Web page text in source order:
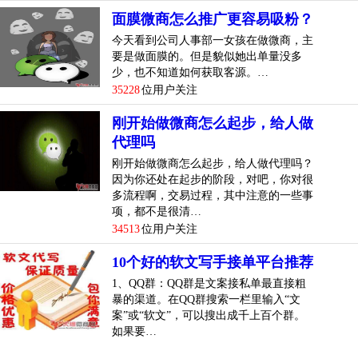
面膜微商怎么推广更容易吸粉？
今天看到公司人事部一女孩在做微商，主
要是做面膜的。但是貌似她出单量没多
少，也不知道如何获取客源。…
35228位用户关注
刚开始做微商怎么起步，给人做
代理吗
刚开始做微商怎么起步，给人做代理吗？
因为你还处在起步的阶段，对吧，你对很
多流程啊，交易过程，其中注意的一些事
项，都不是很清…
34513位用户关注
10个好的软文写手接单平台推荐
1、QQ群：QQ群是文案接私单最直接粗
暴的渠道。在QQ群搜索一栏里输入“文
案”或“软文”，可以搜出成千上百个群。
如果要…